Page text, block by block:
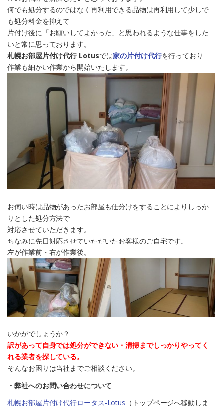
何でも処分するのではなく再利用できる品物は再利用して少しで
も処分料金を抑えて
片付け後に「お願いしてよかった」と思われるような仕事をした
いと常に思っております。
札幌お部屋片付け代行 Lotusでは家の片付け代行を行っており
作業も細かい作業から開始いたします。
お伺い時は品物があったお部屋も仕分けをすることによりしっか
りとした処分方法で
対応させていただきます。
ちなみに先日対応させていただいたお客様のご自宅です。
左が作業前・右が作業後。
いかがでしょうか？
訳があって自身では処分ができない・清掃までしっかりやってく
れる業者を探している。
そんなお困りは当社までご相談ください。
・弊社へのお問い合わせについて
札幌お部屋片付け代行ロータス‐Lotus （トップページへ移動しま